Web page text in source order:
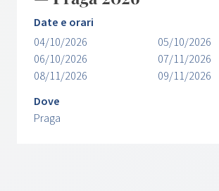
Date e orari
04/10/2026
05/10/2026
06/10/2026
07/11/2026
08/11/2026
09/11/2026
Dove
Praga